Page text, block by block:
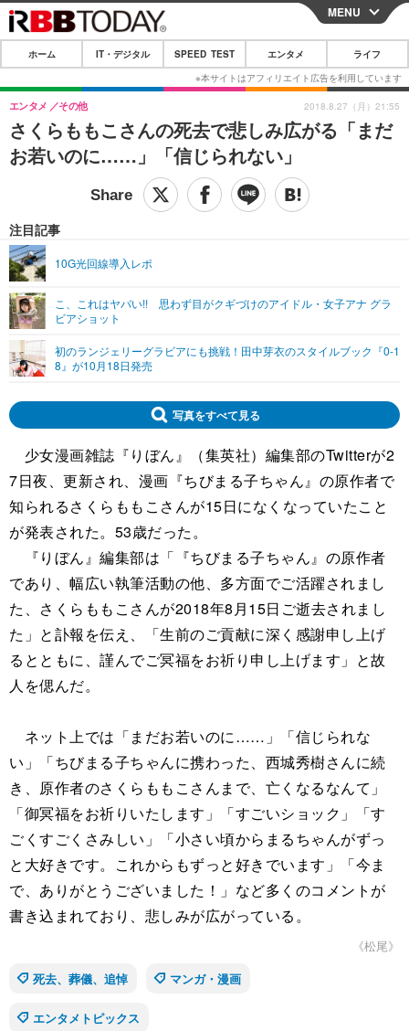
CLOSE
ホーム
IT・デジタル
IT・デジタルTOP スマートフォン
ガジェット・ツール
その他
SPEED TEST
映画・ドラマ
グラビア
ショッピング その他
ライフTOP
その他
リリース一覧
プッシュ通知の停止方法
MENU
ホーム IT・デジタル SPEED TEST エンタメ ライフ
さくらももこさんの死去で悲しみ広がる「まだ
お若いのに……」「信じられない」
エンタメ その他
注目記事
10G光回線導入レポ
こ、これはヤバい!! 思わず目がクギづけのアイドル・女子アナ グラ
ビアショット
初のランジェリーグラビアにも挑戦！田中芽衣のスタイルブック『0-1
8』が10月18日発売
2018.8.27（月）21:55
写真をすべて見る
少女漫画雑誌『りぼん』（集英社）編集部のTwitterが2
7日夜、更新され、漫画『ちびまる子ちゃん』の原作者で
知られるさくらももこさんが15日になくなっていたこと
が発表された。53歳だった。
『りぼん』編集部は「『ちびまる子ちゃん』の原作者
であり、幅広い執筆活動の他、多方面でご活躍されまし
た、さくらももこさんが2018年8月15日ご逝去されまし
た」と訃報を伝え、「生前のご貢献に深く感謝申し上げ
るとともに、謹んでご冥福をお祈り申し上げます」と故
人を偲んだ。
ネット上では「まだお若いのに……」「信じられな
い」「ちびまる子ちゃんに携わった、西城秀樹さんに続
き、原作者のさくらももこさんまで、亡くなるなんて」
「御冥福をお祈りいたします」「すごいショック」「す
ごくすごくさみしい」「小さい頃からまるちゃんがずっ
と大好きです。これからもずっと好きでいます」「今ま
で、ありがとうございました！」など多くのコメントが
書き込まれており、悲しみが広がっている。
《松尾》
死去、葬儀、追悼
マンガ・漫画
エンタメトピックス